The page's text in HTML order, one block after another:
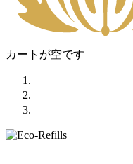
カートが空です